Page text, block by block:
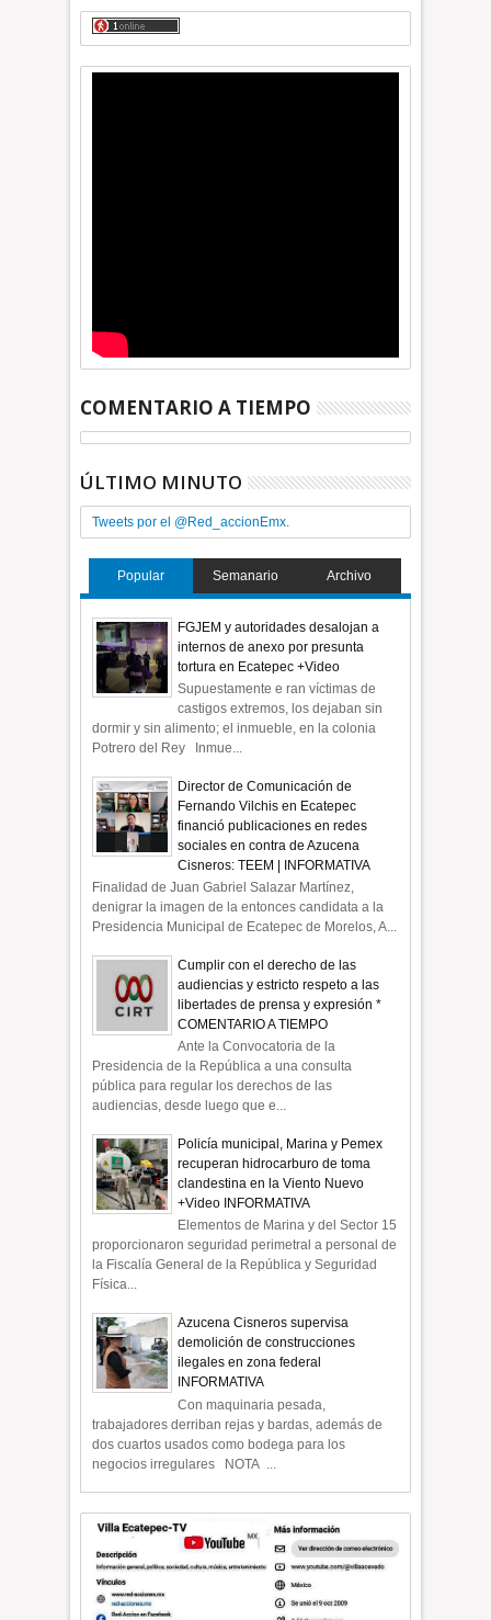
COMENTARIO A TIEMPO
ÚLTIMO MINUTO
Tweets por el @Red_accionEmx.
Popular Semanario Archivo
FGJEM y autoridades desalojan a
internos de anexo por presunta
tortura en Ecatepec +Video
Supuestamente e ran víctimas de
castigos extremos, los dejaban sin
dormir y sin alimento; el inmueble, en la colonia
Potrero del Rey Inmue...
Director de Comunicación de
Fernando Vilchis en Ecatepec
financió publicaciones en redes
sociales en contra de Azucena
Cisneros: TEEM | INFORMATIVA
Finalidad de Juan Gabriel Salazar Martínez,
denigrar la imagen de la entonces candidata a la
Presidencia Municipal de Ecatepec de Morelos, A...
Cumplir con el derecho de las
audiencias y estricto respeto a las
libertades de prensa y expresión *
COMENTARIO A TIEMPO
Ante la Convocatoria de la
Presidencia de la República a una consulta
pública para regular los derechos de las
audiencias, desde luego que e...
Policía municipal, Marina y Pemex
recuperan hidrocarburo de toma
clandestina en la Viento Nuevo
+Video INFORMATIVA
Elementos de Marina y del Sector 15
proporcionaron seguridad perimetral a personal de
la Fiscalía General de la República y Seguridad
Física...
Azucena Cisneros supervisa
demolición de construcciones
ilegales en zona federal
INFORMATIVA
Con maquinaria pesada,
trabajadores derriban rejas y bardas, además de
dos cuartos usados como bodega para los
negocios irregulares NOTA ...